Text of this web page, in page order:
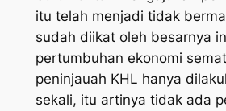
itu telah menjadi tidak
sudah diikat oleh besarnya
pertumbuhan ekonomi
peninjauah KHL hanya
sekali, itu artinya tidak ada